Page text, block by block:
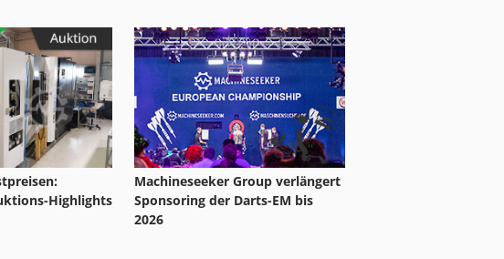
Highlights
Machineseeker Group verlängert
Sponsoring der Darts-EM bis
2026